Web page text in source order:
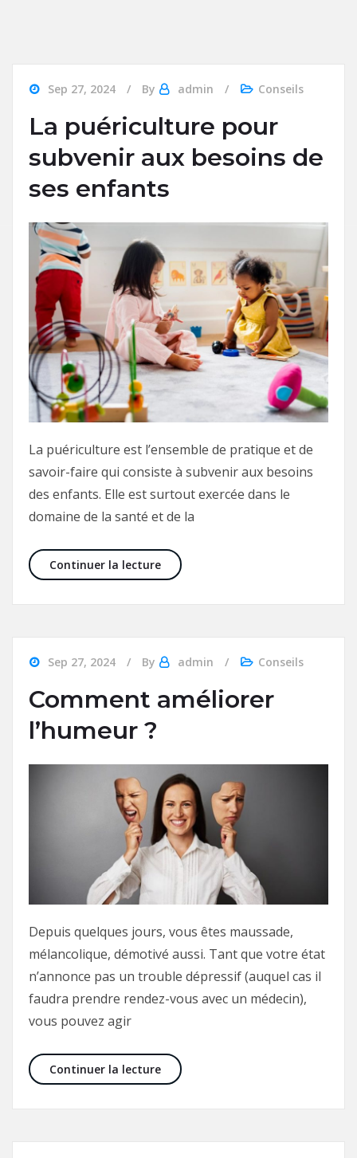
Sep 27, 2024 By admin Conseils
La puériculture pour
subvenir aux besoins de
ses enfants
La puériculture est l’ensemble de pratique et de
savoir-faire qui consiste à subvenir aux besoins
des enfants. Elle est surtout exercée dans le
domaine de la santé et de la
Continuer la lectureLa puériculture pour subvenir aux
Sep 27, 2024 By admin Conseils
Comment améliorer
l’humeur ?
Depuis quelques jours, vous êtes maussade,
mélancolique, démotivé aussi. Tant que votre état
n’annonce pas un trouble dépressif (auquel cas il
faudra prendre rendez-vous avec un médecin),
vous pouvez agir
Continuer la lectureComment améliorer l’humeur ?